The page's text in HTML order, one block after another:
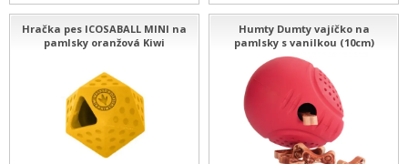
Hračka pes ICOSABALL MINI na
pamlsky oranžová Kiwi
Humty Dumty vajíčko na
pamlsky s vanilkou (10cm)